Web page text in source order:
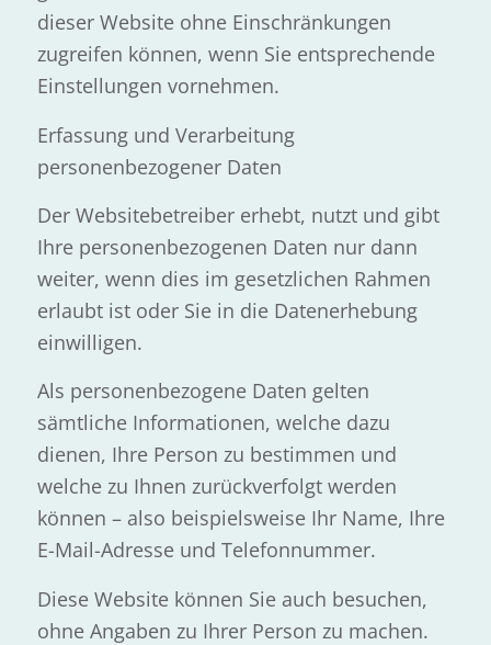
dieser Website ohne Einschränkungen
zugreifen können, wenn Sie entsprechende
Einstellungen vornehmen.
Erfassung und Verarbeitung
personenbezogener Daten
Der Websitebetreiber erhebt, nutzt und gibt
Ihre personenbezogenen Daten nur dann
weiter, wenn dies im gesetzlichen Rahmen
erlaubt ist oder Sie in die Datenerhebung
einwilligen.
Als personenbezogene Daten gelten
sämtliche Informationen, welche dazu
dienen, Ihre Person zu bestimmen und
welche zu Ihnen zurückverfolgt werden
können – also beispielsweise Ihr Name, Ihre
E-Mail-Adresse und Telefonnummer.
Diese Website können Sie auch besuchen,
ohne Angaben zu Ihrer Person zu machen.